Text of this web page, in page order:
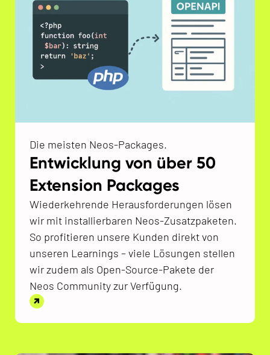
Die meisten Neos-Packages.
Entwicklung von über 50
Extension Packages
Wiederkehrende Herausforderungen lösen
wir mit installierbaren Neos-Zusatzpaketen.
So profitieren unsere Kunden direkt von
unseren Learnings – viele Lösungen stellen
wir zudem als Open-Source-Pakete der
Neos Community zur Verfügung.